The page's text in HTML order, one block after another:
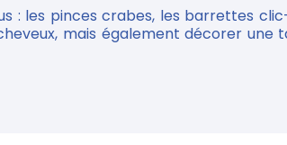
: les pinces crabes, les barrettes
mais également décorer une